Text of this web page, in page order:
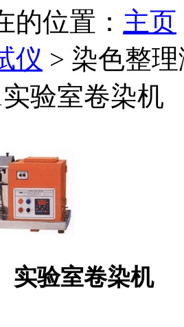
的位置： 主页
仪 > 染色整
验室卷染机
实验室卷染机